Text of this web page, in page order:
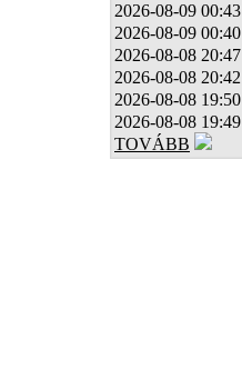
2026-08-09 00:43
2026-08-09 00:40
2026-08-08 20:47
2026-08-08 20:42
2026-08-08 19:50
2026-08-08 19:49
TOVÁBB